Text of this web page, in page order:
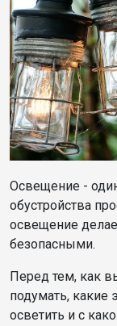
Освещение -
обустройства
освещение
безопасными.
Перед тем, как
подумать,
осветить и с